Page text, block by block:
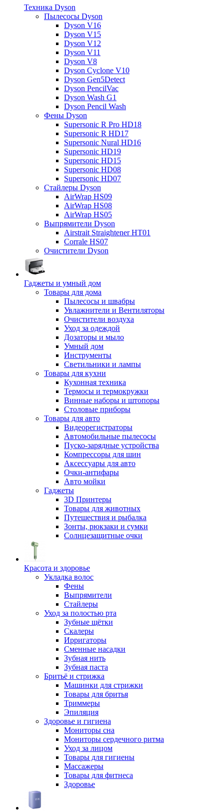
Техника Dyson
Пылесосы Dyson
Dyson V16
Dyson V15
Dyson V12
Dyson V11
Dyson V8
Dyson Cyclone V10
Dyson Gen5Detect
Dyson PencilVac
Dyson Wash G1
Dyson Pencil Wash
Фены Dyson
Supersonic R Pro HD18
Supersonic R HD17
Supersonic Nural HD16
Supersonic HD19
Supersonic HD15
Supersonic HD08
Supersonic HD07
Стайлеры Dyson
AirWrap HS09
AirWrap HS08
AirWrap HS05
Выпрямители Dyson
Airstrait Straightener HT01
Corrale HS07
Очистители Dyson
Гаджеты и умный дом
Товары для дома
Пылесосы и швабры
Увлажнители и Вентиляторы
Очистители воздуха
Уход за одеждой
Дозаторы и мыло
Умный дом
Инструменты
Светильники и лампы
Товары для кухни
Кухонная техника
Термосы и термокружки
Винные наборы и штопоры
Столовые приборы
Товары для авто
Видеорегистраторы
Автомобильные пылесосы
Пуско-зарядные устройства
Компрессоры для шин
Аксессуары для авто
Очки-антифары
Авто мойки
Гаджеты
3D Принтеры
Товары для животных
Путешествия и рыбалка
Зонты, рюкзаки и сумки
Солнцезащитные очки
Красота и здоровье
Укладка волос
Фены
Выпрямители
Стайлеры
Уход за полостью рта
Зубные щётки
Скалеры
Ирригаторы
Сменные насадки
Зубная нить
Зубная паста
Бритьё и стрижка
Машинки для стрижки
Товары для бритья
Триммеры
Эпиляция
Здоровье и гигиена
Мониторы сна
Мониторы сердечного ритма
Уход за лицом
Товары для гигиены
Массажеры
Товары для фитнеса
Здоровье